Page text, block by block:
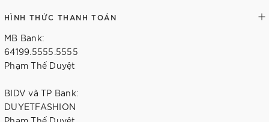
HÌNH THỨC THANH TOÁN
MB Bank:
64199.5555.5555
Phạm Thế Duyệt
BIDV và TP Bank:
DUYETFASHION